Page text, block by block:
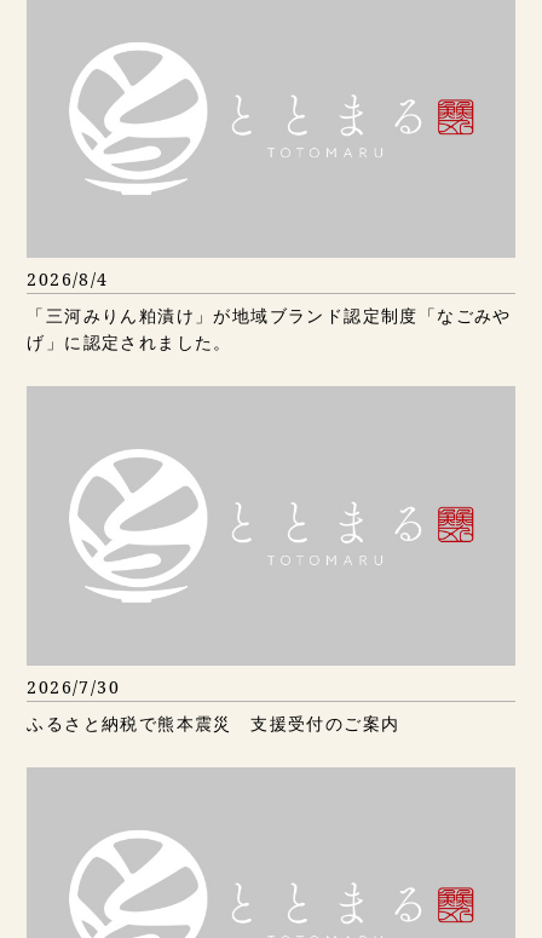
2026/8/4
「三河みりん粕漬け」が地域ブランド認定制度「なごみや
げ」に認定されました。
2026/7/30
ふるさと納税で熊本震災 支援受付のご案内